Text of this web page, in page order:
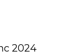
2024